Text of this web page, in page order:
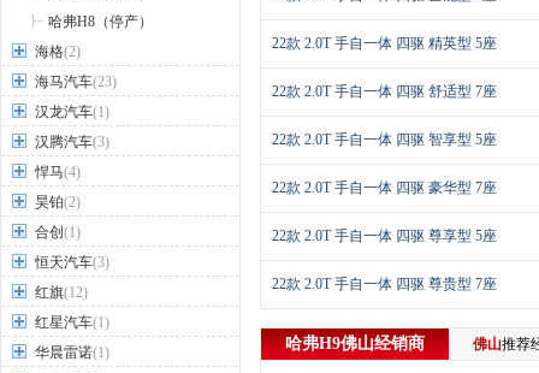
哈弗H8（停产）
海格(2)
海马汽车(23)
汉龙汽车(1)
汉腾汽车(3)
悍马(4)
昊铂(2)
合创 (1)
恒天汽车(3)
红旗(12)
红星汽车(1)
华晨雷诺(1)
22款 2.0T 手自一体 四驱 精英型 5座
22款 2.0T 手自一体 四驱 舒适型 7座
22款 2.0T 手自一体 四驱 智享型 5座
22款 2.0T 手自一体 四驱 豪华型 7座
22款 2.0T 手自一体 四驱 尊享型 5座
22款 2.0T 手自一体 四驱 尊贵型 7座
哈弗H9佛山经销商 佛山推荐